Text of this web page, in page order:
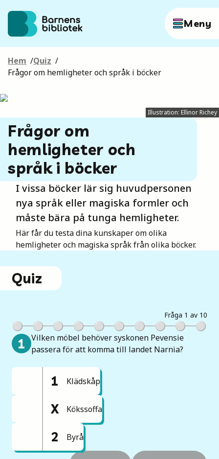
Hoppa till innehållet
Meny
Författare
Hitta mer
Sök
Mina böcker
Vuxen
Hem /Quiz /
Frågor om hemligheter och språk i böcker
Illustration: Ellinor Richey
Frågor om
hemligheter och
språk i böcker
I vissa böcker lär sig huvudpersonen
nya språk eller magiska formler och
måste bära på tunga hemligheter.
Här får du testa dina kunskaper om olika
hemligheter och magiska språk från olika böcker.
Quiz
Fråga 1 av 10
1
Vilken möbel behöver syskonen Pevensie
passera för att komma till landet Narnia?
1 Klädskåp
X Kökssoffa
2 Byrå